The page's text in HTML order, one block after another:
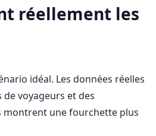
réellement les
idéal. Les données réelles
voyageurs et des
montrent une fourchette plus